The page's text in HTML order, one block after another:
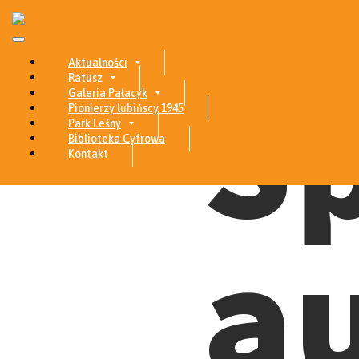
Aktualności
Ratusz
Galeria Pałacyk
Pionierzy lubińscy 1945
Park Leśny
Biblioteka Cyfrowa
Kontakt